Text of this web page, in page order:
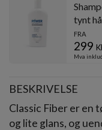
tynt
FRA
299
Mva
BESKRIVELSE
Classic Fiber er en
og lite glans, og